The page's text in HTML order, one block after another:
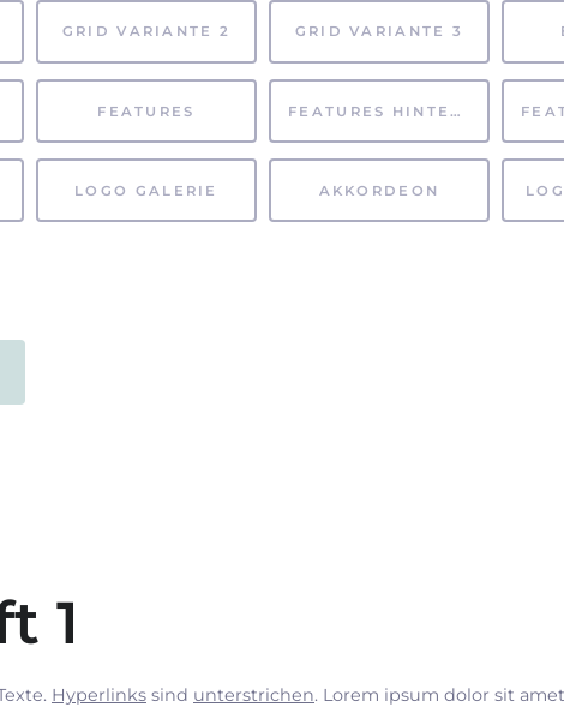
GRID VARIANTE 2 GRID VARIANTE 3
FEATURES FEATURES HINTERGRUND
LOGO GALERIE AKKORDEON
1
Hyperlinks sind unterstrichen. Lorem ipsum dolor sit